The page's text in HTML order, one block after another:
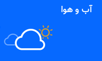
آب و هوا